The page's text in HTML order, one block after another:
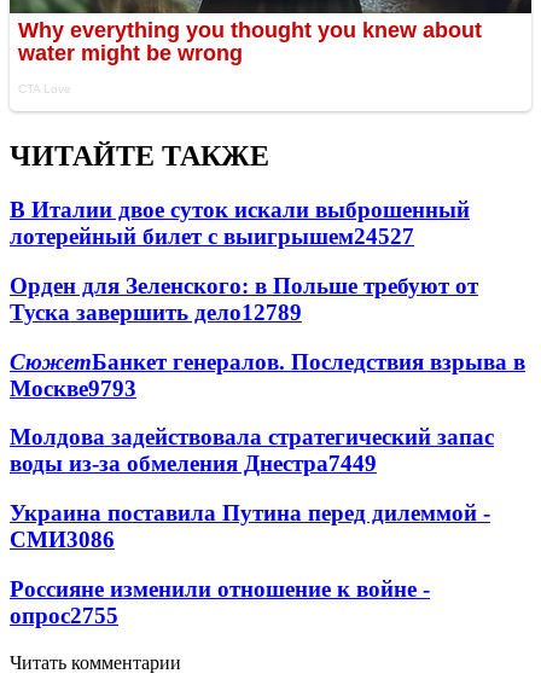
ЧИТАЙТЕ ТАКЖЕ
В Италии двое суток искали выброшенный
лотерейный билет с выигрышем24527
Орден для Зеленского: в Польше требуют от
Туска завершить дело12789
СюжетБанкет генералов. Последствия взрыва в
Москве9793
Молдова задействовала стратегический запас
воды из-за обмеления Днестра7449
Украина поставила Путина перед дилеммой -
СМИ3086
Россияне изменили отношение к войне -
опрос2755
Читать комментарии